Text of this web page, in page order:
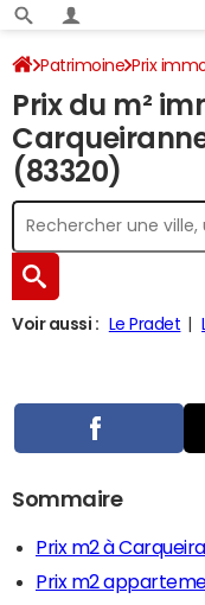
Patrimoine Prix
Prix du m²
(83320)
Voir aussi : Le Pradet
Sommaire
Prix m2 à
Prix m2